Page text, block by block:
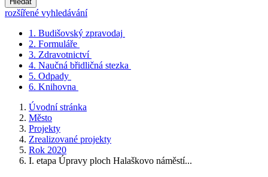
rozšířené vyhledávání
1. Budišovský zpravodaj
2. Formuláře
3. Zdravotnictví
4. Naučná břidličná stezka
5. Odpady
6. Knihovna
Úvodní stránka
Město
Projekty
Zrealizované projekty
Rok 2020
I. etapa Úpravy ploch Halaškovo náměstí...